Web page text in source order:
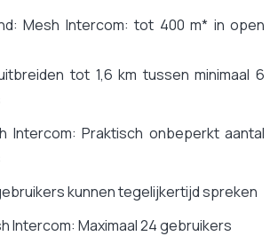
Mesh Intercom: tot 400 m* in open
tot 1,6 km tussen minimaal 6
Intercom: Praktisch onbeperkt aantal
kunnen tegelijkertijd spreken
Intercom: Maximaal 24 gebruikers